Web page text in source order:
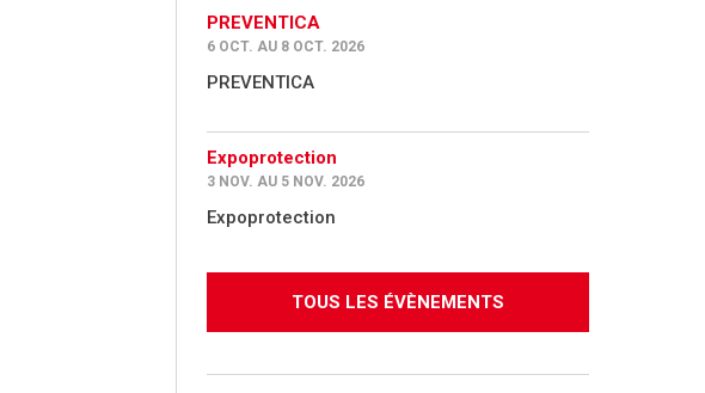
PREVENTICA
6 OCT. AU 8 OCT. 2026
PREVENTICA
Expoprotection
3 NOV. AU 5 NOV. 2026
Expoprotection
TOUS LES ÉVÈNEMENTS